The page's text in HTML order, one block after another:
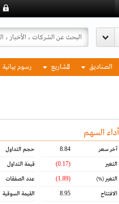
الصناديق المشاريع رسوم بيانية
أداء السهم
آخر سعر 8.84
التغير (0.17)
التغير(%)
(1.89)
الافتتاح 8.95
حجم التداول
قيمة التداول
عدد الصفقات
القيمة السوقية